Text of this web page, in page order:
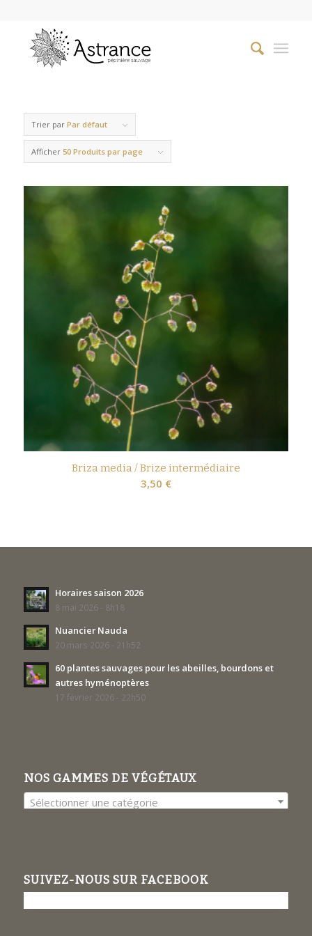
Trier par Par défaut
Afficher 50 Produits par page
Briza media / Brize intermédiaire
3,50 €
Horaires saison 2026
8 mai 2026 - 8h18
Nuancier Nauda
20 mars 2026 - 21h52
60 plantes sauvages pour les abeilles, bourdons et
autres hyménoptères
17 février 2026 - 22h50
NOS GAMMES DE VÉGÉTAUX
Sélectionner une catégorie
SUIVEZ-NOUS SUR FACEBOOK